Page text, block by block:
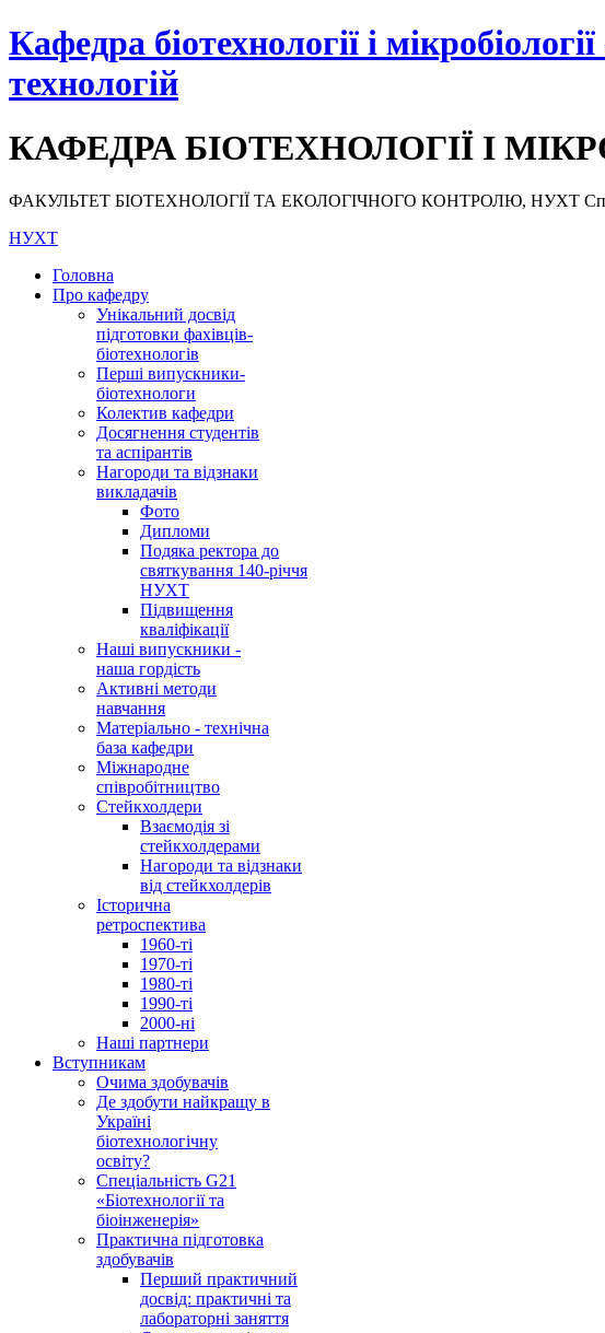
Кафедра біотехнології і
технологій
КАФЕДРА БІОТЕХНОЛОГІЇ І
ФАКУЛЬТЕТ БІОТЕХНОЛОГІЇ ТА ЕКОЛОГІЧНОГО КОНТРОЛЮ, НУХТ
НУХТ
Головна
Про кафедру
Унікальний досвід
підготовки фахівців-
біотехнологів
Перші випускники-
біотехнологи
Колектив кафедри
Досягнення студентів
та аспірантів
Нагороди та відзнаки
викладачів
Фото
Дипломи
Подяка ректора до
святкування 140-річчя
НУХТ
Підвищення
кваліфікації
Наші випускники -
наша гордість
Активні методи
навчання
Матеріально - технічна
база кафедри
Міжнародне
співробітництво
Стейкхолдери
Взаємодія зі
стейкхолдерами
Нагороди та відзнаки
від стейкхолдерів
Історична
ретроспектива
1960-ті
1970-ті
1980-ті
1990-ті
2000-ні
Наші партнери
Вступникам
Очима здобувачів
Де здобути найкращу в
Україні
біотехнологічну
освіту?
Спеціальність G21
«Біотехнології та
біоінженерія»
Практична підготовка
здобувачів
Перший практичний
досвід: практичні та
лабораторні заняття